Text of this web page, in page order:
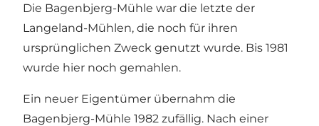
Die Bagenbjerg-Mühle war die letzte der
Langeland-Mühlen, die noch für ihren
ursprünglichen Zweck genutzt wurde. Bis 1981
wurde hier noch gemahlen.
Ein neuer Eigentümer übernahm die
Bagenbjerg-Mühle 1982 zufällig. Nach einer